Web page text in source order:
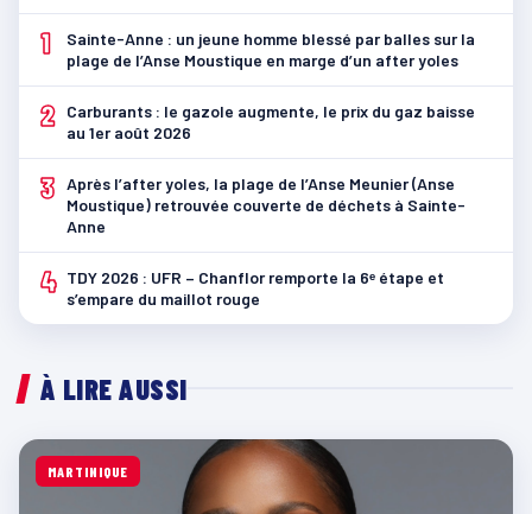
1
Sainte-Anne : un jeune homme blessé par balles sur la
plage de l’Anse Moustique en marge d’un after yoles
2
Carburants : le gazole augmente, le prix du gaz baisse
au 1er août 2026
3 Après l’after yoles, la plage de l’Anse Meunier (Anse
Moustique) retrouvée couverte de déchets à Sainte-
Anne
4 TDY 2026 : UFR – Chanflor remporte la 6ᵉ étape et
s’empare du maillot rouge
À LIRE AUSSI
MARTINIQUE